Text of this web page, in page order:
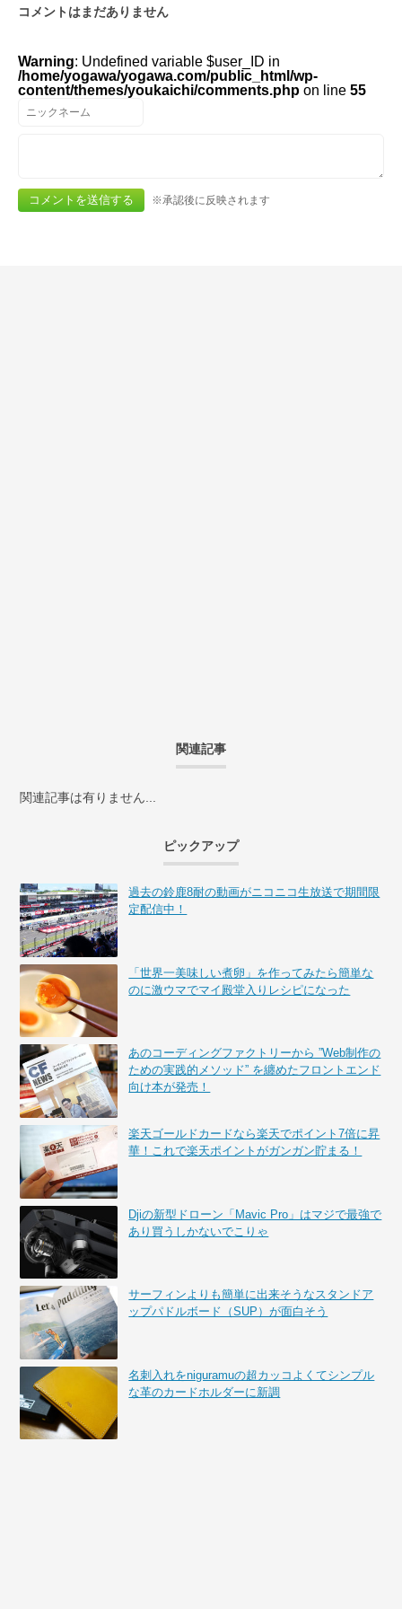
コメントはまだありません
Warning: Undefined variable $user_ID in
/home/yogawa/yogawa.com/public_html/wp-
content/themes/youkaichi/comments.php on line 55
※承認後に反映されます
関連記事
関連記事は有りません...
ピックアップ
過去の鈴鹿8耐の動画がニコニコ生放送で期間限
定配信中！
「世界一美味しい煮卵」を作ってみたら簡単な
のに激ウマでマイ殿堂入りレシピになった
あのコーディングファクトリーから ”Web制作の
ための実践的メソッド” を纏めたフロントエンド
向け本が発売！
楽天ゴールドカードなら楽天でポイント7倍に昇
華！これで楽天ポイントがガンガン貯まる！
Djiの新型ドローン「Mavic Pro」はマジで最強で
あり買うしかないでこりゃ
サーフィンよりも簡単に出来そうなスタンドア
ップパドルボード（SUP）が面白そう
名刺入れをniguramuの超カッコよくてシンプル
な革のカードホルダーに新調